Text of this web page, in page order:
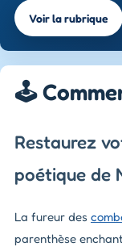
Voir la rubrique
🕹️
Restaurez
poétique de
La fureur des
parenthèse